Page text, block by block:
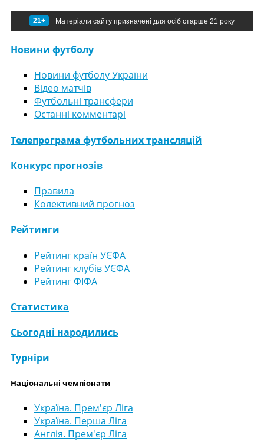
21+ Матеріали сайту призначені для осіб старше 21 року
Новини футболу
Новини футболу України
Відео матчів
Футбольні трансфери
Останні комментарі
Телепрограма футбольних трансляцій
Конкурс прогнозів
Правила
Колективний прогноз
Рейтинги
Рейтинг країн УЄФА
Рейтинг клубів УЄФА
Рейтинг ФІФА
Статистика
Сьогодні народились
Турніри
Національні чемпіонати
Україна. Прем'єр Ліга
Україна. Перша Ліга
Англія. Прем'єр Ліга